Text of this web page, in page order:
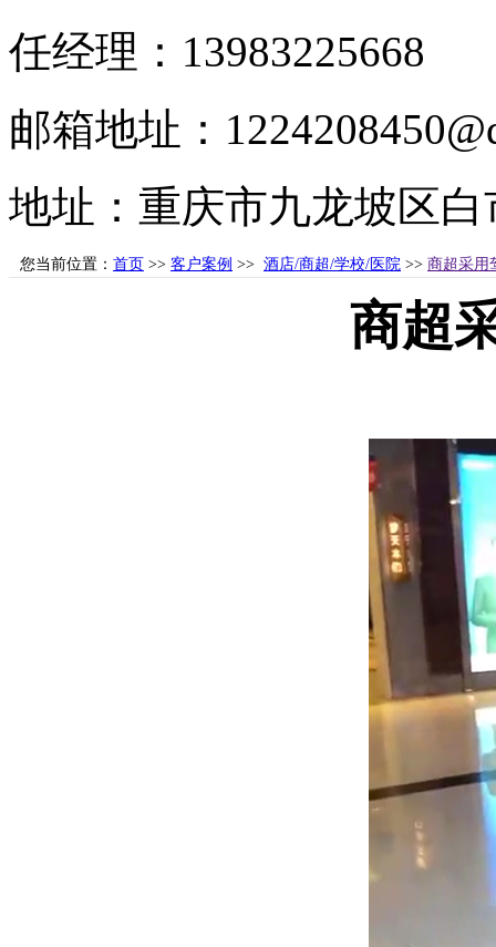
任经理：13983225668
邮箱地址：
地址：重庆市九龙坡区
您当前位置： 首页 >> 客户案例 >> 酒店/商超/学校/医院 >> 商超采用
商超